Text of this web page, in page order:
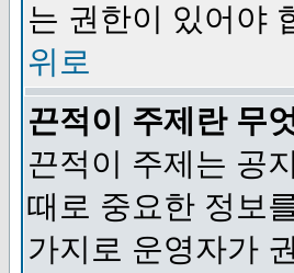
는 권한이 있어야
위로
끈적이 주제란 무
끈적이 주제는 공
때로 중요한 정보
가지로 운영자가